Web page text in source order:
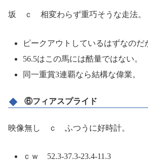
坂 ｃ 相変わらず重巧そうな走法。
ピークアウトしているはずなのだ
56.5はこの馬には酷量ではない。
同一重賞3連覇なら結構な偉業。
⑥フィアスプライド
映像無し ｃ ふつうに好時計。
ｃｗ 52.3-37.3-23.4-11.3